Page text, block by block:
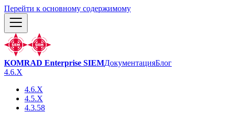
Перейти к основному содержимому
KOMRAD Enterprise SIEMДокументацияБлог
4.6.X
4.6.X
4.5.X
4.3.58